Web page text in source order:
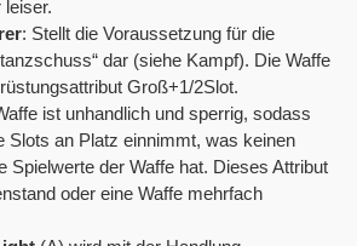
leiser.
: Stellt die Voraussetzung für die
dar (siehe Kampf). Die Waffe
Groß+1/2Slot.
ist unhandlich und sperrig, sodass
Slots an Platz einnimmt, was keinen
Spielwerte der Waffe hat. Dieses Attribut
oder eine Waffe mehrfach